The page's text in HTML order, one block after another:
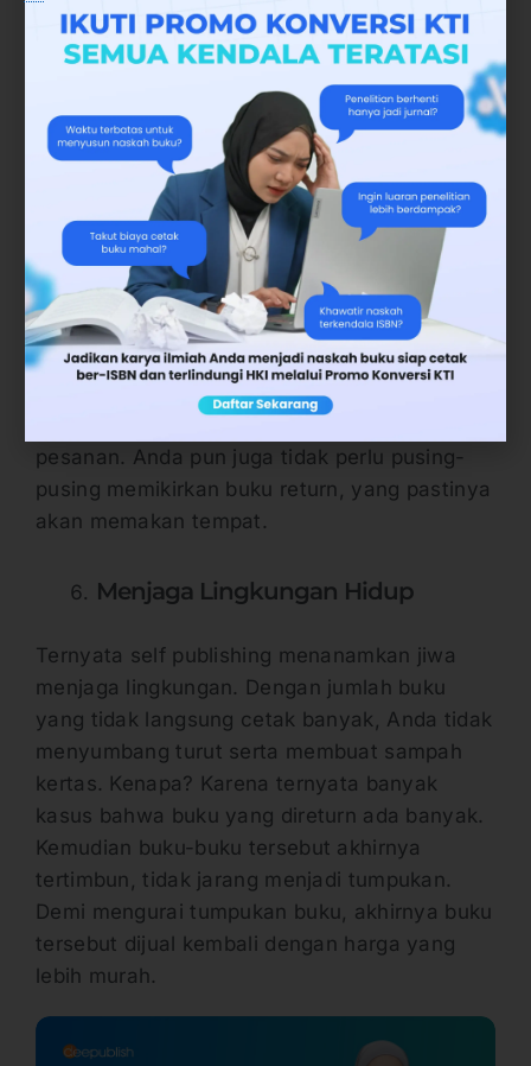
buku kembalian ini biasa terjadi di penerbit
mayor. Hal ini terjadi ketika masa kontrak
buku dengan penulis selesai, namun buku
yang dibuat ternyata tidak laku. Maka buku
tersebut akan direturn. Jadi buku-buku yang
disebarkan di toko buku ditarik dan
dikembalikan ke penerbit asal. Buku-buku
yang tidak laku atau buku yang dikembalikan
dari penjualan ke penerbit inilah yang disebut
dengan buku return.
Nah, sistem seperti ini tidak akan terjadi jika
Anda memutuskan untuk self publishing.
pesanan. Anda pun juga tidak perlu pusing-
pusing memikirkan buku return, yang pastinya
akan memakan tempat.
Menjaga Lingkungan Hidup
Ternyata self publishing menanamkan jiwa
menjaga lingkungan. Dengan jumlah buku
yang tidak langsung cetak banyak, Anda tidak
menyumbang turut serta membuat sampah
kertas. Kenapa? Karena ternyata banyak
kasus bahwa buku yang direturn ada banyak.
Kemudian buku-buku tersebut akhirnya
tertimbun, tidak jarang menjadi tumpukan.
Demi mengurai tumpukan buku, akhirnya buku
tersebut dijual kembali dengan harga yang
lebih murah.